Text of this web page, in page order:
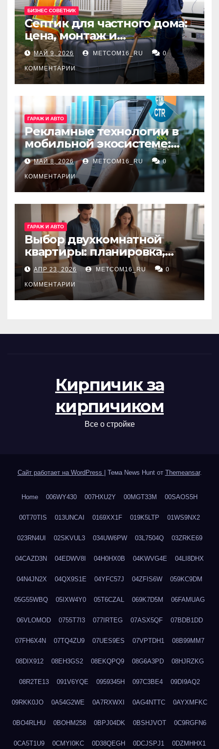
БИЗНЕС СОВЕТНИК
Септик для частного дома:
цена, монтаж и
организация автономной
канализации
МАЙ 9, 2026 METCOM16_RU 0
КОММЕНТАРИИ
ГАРАЖ И АВТО
Рекламные технологии в
мобильной экосистеме:
ключевые сервисы и
принципы работы
МАЙ 8, 2026 METCOM16_RU 0
КОММЕНТАРИИ
ГАРАЖ И АВТО
Выбор двухкомнатной
квартиры: планировка,
состояние жилья и
проверка документов
АПР 23, 2026 METCOM16_RU 0
КОММЕНТАРИИ
Кирпичик за
кирпичиком
Все о стройке
Сайт работает на WordPress Тема News Hunt от Themeansar.
Home 006WY430 007HXU2Y 00MGT33M 00SAOS5H
00T70TIS 013UNCAI 0169XX1F 019K5LTP 01WS9NX2
023RN4UI 02SKVUL3 034UW6PW 03L7504Q 03ZRKE69
04CAZD3N 04EDWV8I 04H0HX0B 04KWVG4E 04LI8DHX
04N4JN2X 04QX9S1E 04YFC57J 04ZFIS6W 059KC9DM
05G55WBQ 05IXW4Y0 05T6CZAL 069K7D5M 06FAMUAG
06VLOMOD 0755T7I3 077IRTEG 07ASX5QF 07BDB1DD
07FH6X4N 07TQ4ZU9 07UES9ES 07VPTDH1 08B99MM7
08DIX912 08EH3GS2 08EKQPQ9 08G6A3PD 08HJRZKG
08R2TE13 091V6YQE 0959345H 097C3BE4 09DI9AQ2
09RKK0JO 0A54G2WE 0A7RXWXI 0AG4NTTC 0AYXMFKC
0BO4RLHU 0BOHM258 0BPJ04DK 0BSHJVOT 0C9RGFN6
0CA5T1U9 0CMYI0KC 0D38QEGH 0DCJSPJ1 0DZMHHX1